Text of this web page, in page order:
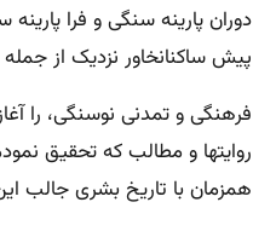
دوران پارینه سنگی و فرا
پیش ساکنانخاور نزدیک از جمله
فرهنگی و تمدنی نوسنگی، را
روایتها و مطالب که تحقیق
همزمان با تاریخ بشری جالب